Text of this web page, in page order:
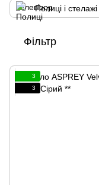
Полиці і стелажі
Фільтр
3
3